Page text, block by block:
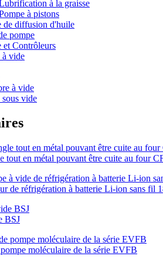
à la graisse
à pistons
de diffusion d'huile
pompe
et Contrôleurs
à vide
à vide
vide
tout en métal pouvant être cuite au four
de réfrigération à batterie Li-ion sans fil
BSJ
moléculaire de la série EVFB